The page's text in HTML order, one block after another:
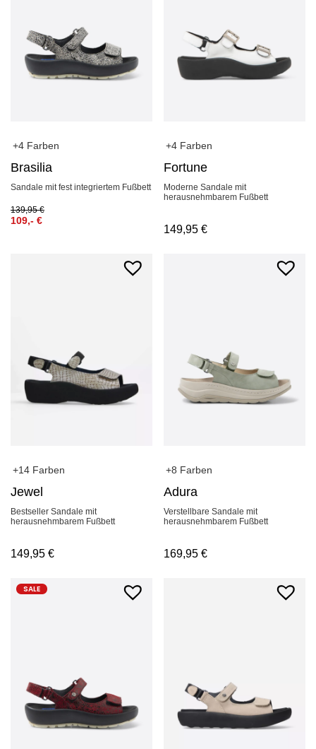
+4 Farben
Brasilia
Sandale mit fest integriertem Fußbett
139,95€
109,- €
+4 Farben
Fortune
Moderne Sandale mit
herausnehmbarem Fußbett
149,95€
+14 Farben
Jewel
Bestseller Sandale mit
herausnehmbarem Fußbett
149,95 €
+8 Farben
Adura
Verstellbare Sandale mit
herausnehmbarem Fußbett
169,95€
SALE